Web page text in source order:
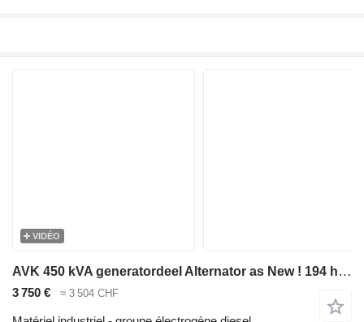
VIDÉO
AVK 450 kVA generatordeel Alternator as New ! 194 hours
3 750 € ≈ 3 504 CHF